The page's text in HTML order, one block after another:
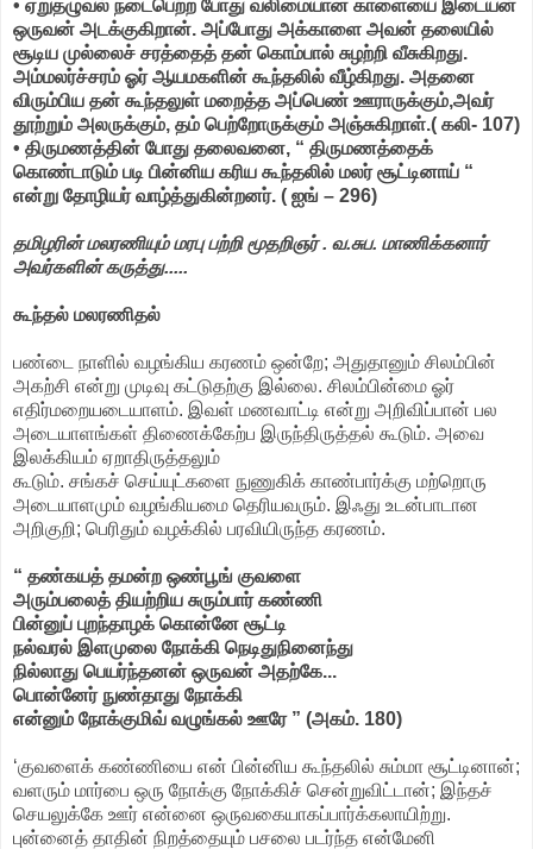
• ஏறுதழுவல் நடைபெற்ற போது வலிமையான காளையை இடையன்
ஒருவன் அடக்குகிறான். அப்போது அக்காளை அவன் தலையில்
சூடிய முல்லைச் சரத்தைத் தன் கொம்பால் சுழற்றி வீசுகிறது.
அம்மலர்ச்சரம் ஓர் ஆயமகளின் கூந்தலில் வீழ்கிறது. அதனை
விரும்பிய தன் கூந்தலுள் மறைத்த அப்பெண் ஊராருக்கும்,அவர்
தூற்றும் அலருக்கும், தம் பெற்றோருக்கும் அஞ்சுகிறாள்.( கலி- 107)
• திருமணத்தின் போது தலைவனை, “ திருமணத்தைக்
கொண்டாடும் படி பின்னிய கரிய கூந்தலில் மலர் சூட்டினாய் “
என்று தோழியர் வாழ்த்துகின்றனர். ( ஐங் – 296)
தமிழரின் மலரணியும் மரபு பற்றி மூதறிஞர் . வ.சுப. மாணிக்கனார்
அவர்களின் கருத்து.....
கூந்தல் மலரணிதல்
பண்டை நாளில் வழங்கிய கரணம் ஒன்றே; அதுதானும் சிலம்பின்
அகற்சி என்று முடிவு கட்டுதற்கு இல்லை. சிலம்பின்மை ஓர்
எதிர்மறையடையாளம். இவள் மணவாட்டி என்று அறிவிப்பான் பல
அடையாளங்கள் திணைக்கேற்ப இருந்திருத்தல் கூடும். அவை
இலக்கியம் ஏறாதிருத்தலும்
கூடும். சங்கச் செய்யுட்களை நுணுகிக் காண்பார்க்கு மற்றொரு
அடையாளமும் வழங்கியமை தெரியவரும். இஃது உடன்பாடான
அறிகுறி; பெரிதும் வழக்கில் பரவியிருந்த கரணம்.
“ தண்கயத் தமன்ற ஒண்பூங் குவளை
அரும்பலைத் தியற்றிய சுரும்பார் கண்ணி
பின்னுப் புறந்தாழக் கொன்னே சூட்டி
நல்வரல் இளமுலை நோக்கி நெடிதுநினைந்து
நில்லாது பெயர்ந்தனன் ஒருவன் அதற்கே...
பொன்னேர் நுண்தாது நோக்கி
என்னும் நோக்குமிவ் வழுங்கல் ஊரே ” (அகம். 180)
‘குவளைக் கண்ணியை என் பின்னிய கூந்தலில் சும்மா சூட்டினான்;
வளரும் மார்பை ஒரு நோக்கு நோக்கிச் சென்றுவிட்டான்; இந்தச்
செயலுக்கே ஊர் என்னை ஒருவகையாகப்பார்க்கலாயிற்று.
புன்னைத் தாதின் நிறத்தையும் பசலை படர்ந்த என்மேனி